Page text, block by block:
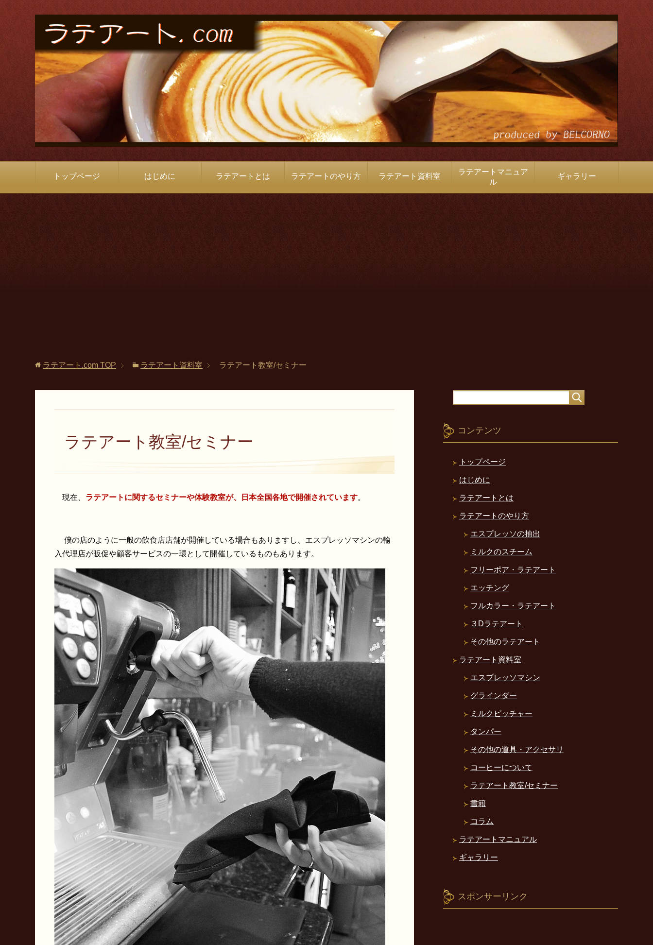
トップページ はじめに ラテアートとは ラテアートのやり方 ラテアート資料室
ラテアートマニュア
ル
ギャラリー
ラテアート.com TOP ラテアート資料室 ラテアート教室/セミナー
ラテアート教室/セミナー
現在、 ラテアートに関するセミナーや体験教室が、日本全国各地で開催されています。
僕の店のように一般の飲食店店舗が開催している場合もありますし、エスプレッソマシンの輸
入代理店が販促や顧客サービスの一環として開催しているものもあります。
コンテンツ
トップページ
はじめに
ラテアートとは
ラテアートのやり方
エスプレッソの抽出
ミルクのスチーム
フリーポア・ラテアート
エッチング
フルカラー・ラテアート
３Dラテアート
その他のラテアート
ラテアート資料室
エスプレッソマシン
グラインダー
ミルクピッチャー
タンパー
その他の道具・アクセサリ
コーヒーについて
ラテアート教室/セミナー
書籍
コラム
ラテアートマニュアル
ギャラリー
スポンサーリンク